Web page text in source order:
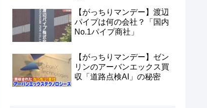
【がっちりマンデー】渡辺
パイプは何の会社？「国内
No.1パイプ商社」
【がっちりマンデー】ゼン
リンのアーバンエックス買
収「道路点検AI」の秘密